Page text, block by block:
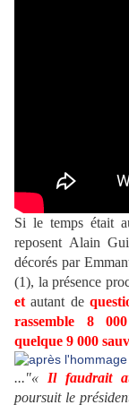
Si le temps était
reposent Alain
décorés par
(1), la présence
et autant de
rassemble 8
quelque 9 000
..."« Il faudrait
poursuit le